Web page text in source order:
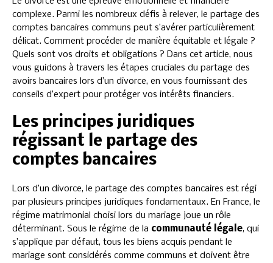
complexe. Parmi les nombreux défis à relever, le partage des
comptes bancaires communs peut s’avérer particulièrement
délicat. Comment procéder de manière équitable et légale ?
Quels sont vos droits et obligations ? Dans cet article, nous
vous guidons à travers les étapes cruciales du partage des
avoirs bancaires lors d’un divorce, en vous fournissant des
conseils d’expert pour protéger vos intérêts financiers.
Les principes juridiques
régissant le partage des
comptes bancaires
Lors d’un divorce, le partage des comptes bancaires est régi
par plusieurs principes juridiques fondamentaux. En France, le
régime matrimonial choisi lors du mariage joue un rôle
déterminant. Sous le régime de la communauté légale, qui
s’applique par défaut, tous les biens acquis pendant le
mariage sont considérés comme communs et doivent être